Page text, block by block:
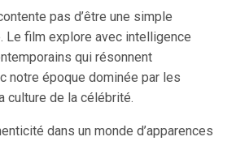
pas d’être une simple
Le film explore avec intelligence
qui résonnent
notre époque dominée par les
culture de la célébrité.
dans un monde d’apparences